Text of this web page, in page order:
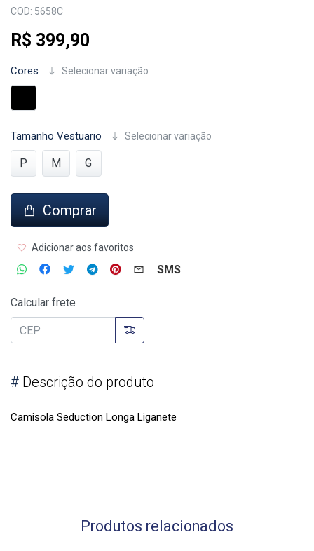
COD: 5658C
R$ 399,90
Cores Selecionar variação
Tamanho Vestuario Selecionar variação
P M G
Comprar
Adicionar aos favoritos
SMS
Calcular frete
# Descrição do produto
Camisola Seduction Longa Liganete
Produtos relacionados